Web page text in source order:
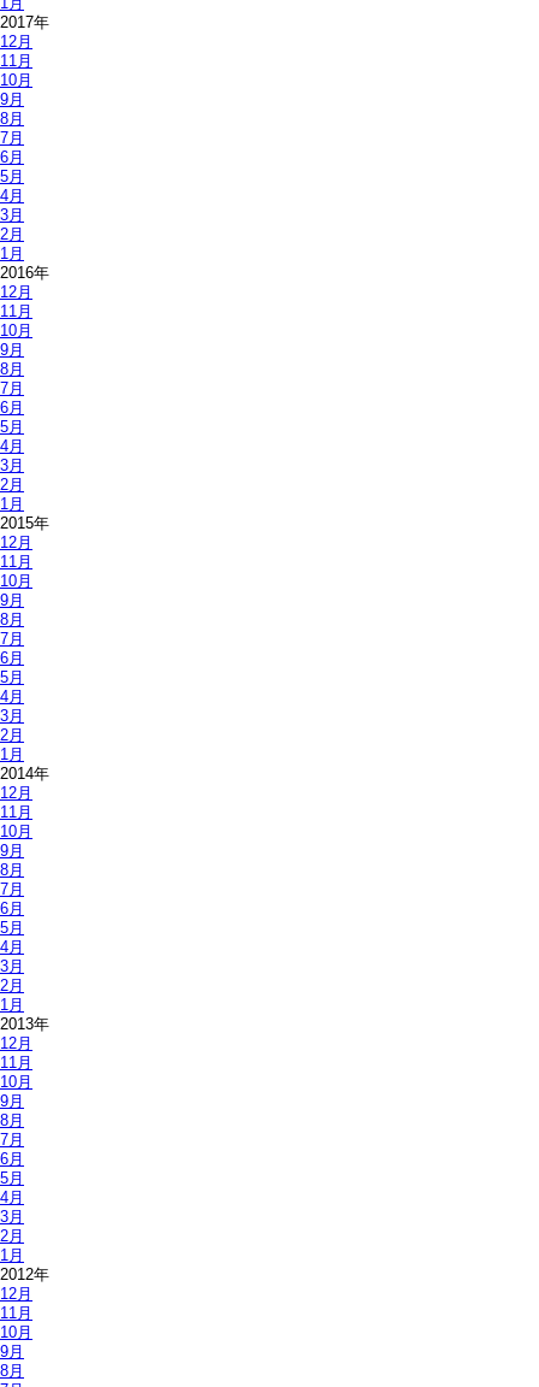
2017年
12月
11月
10月
9月
8月
7月
6月
5月
4月
3月
2月
1月
2016年
12月
11月
10月
9月
8月
7月
6月
5月
4月
3月
2月
1月
2015年
12月
11月
10月
9月
8月
7月
6月
5月
4月
3月
2月
1月
2014年
12月
11月
10月
9月
8月
7月
6月
5月
4月
3月
2月
1月
2013年
12月
11月
10月
9月
8月
7月
6月
5月
4月
3月
2月
1月
2012年
12月
11月
10月
9月
8月